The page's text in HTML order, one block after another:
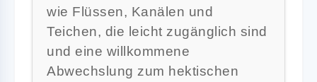
wie Flüssen, Kanälen und
Teichen, die leicht zugänglich sind
und eine willkommene
Abwechslung zum hektischen